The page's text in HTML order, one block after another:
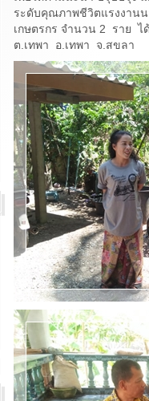
ระดับคุณภาพชีวิตแรงงานน
เกษตรกร จำนวน 2 ราย
ต.เทพา อ.เทพา จ.สขลา